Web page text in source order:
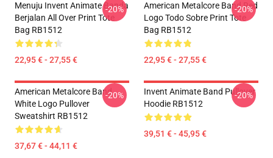
Menuju Invent Animate Banda
Berjalan All Over Print Tote
Bag RB1512
22,95 € - 27,55 €
-20%
American Metalcore Band Red
Logo Todo Sobre Print Tote
Bag RB1512
22,95 € - 27,55 €
-20%
American Metalcore Band
White Logo Pullover
Sweatshirt RB1512
37,67 € - 44,11 €
-20%
Invent Animate Band Pullover
Hoodie RB1512
39,51 € - 45,95 €
-20%